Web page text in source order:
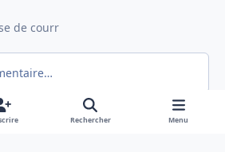
Rechercher Menu